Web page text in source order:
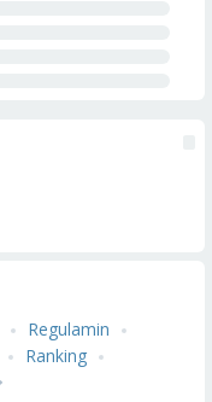
Regulamin
Ranking